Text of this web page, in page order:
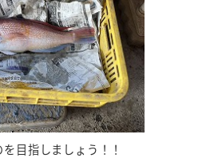
目指しましょう！！